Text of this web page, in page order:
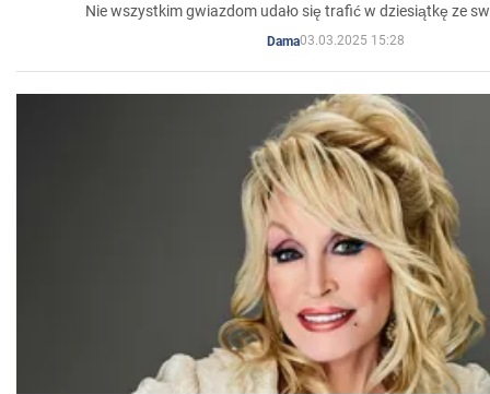
Nie wszystkim gwiazdom udało się trafić w dziesiątkę ze
Dama03.03.2025 15:28